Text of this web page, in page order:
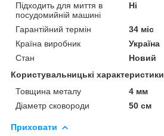
Підходить для миття в
посудомийній машині
Ні
Гарантійний термін
34 міс
Країна виробник
Україна
Стан
Новий
Користувальницькі характеристики
Товщина металу
4 мм
Діаметр сковороди
50 см
Приховати